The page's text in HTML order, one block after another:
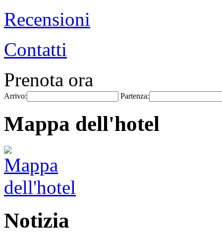
Recensioni
Contatti
Prenota ora
Arrivo: Partenza:
Mappa dell'hotel
Notizia